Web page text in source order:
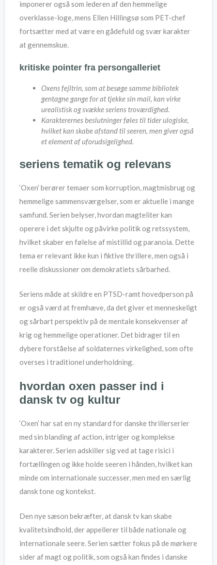
imponerer også som lederen af den hemmelige
overklasse-loge, mens Ellen Hillingsø som PET-chef
fortsætter med at være en gådefuld og svær karakter
at gennemskue.
kritiske pointer fra persongalleriet
Oxens fejltrin, som at besøge samme bibliotek
gentagne gange for at tjekke sin mail, kan virke
urealistisk og svække seriens troværdighed.
Karakterernes beslutninger føles til tider ulogiske,
hvilket kan skabe afstand til seeren, men giver også
et element af uforudsigelighed.
seriens tematik og relevans
‘Oxen’ berører temaer som korruption, magtmisbrug og
hemmelige sammensværgelser, som er aktuelle i mange
samfund. Serien belyser, hvordan magteliter kan
operere i det skjulte og påvirke politik og retssystem,
hvilket skaber en følelse af mistillid og paranoia. Dette
tema er relevant ikke kun i fiktive thrillere, men også i
reelle diskussioner om demokratiets sårbarhed.
Seriens måde at skildre en PTSD-ramt hovedperson på
er også værd at fremhæve, da det giver et menneskeligt
og sårbart perspektiv på de mentale konsekvenser af
krig og hemmelige operationer. Det bidrager til en
dybere forståelse af soldaternes virkelighed, som ofte
overses i traditionel underholdning.
hvordan oxen passer ind i
dansk tv og kultur
‘Oxen’ har sat en ny standard for danske thrillerserier
med sin blanding af action, intriger og komplekse
karakterer. Serien adskiller sig ved at tage risici i
fortællingen og ikke holde seeren i hånden, hvilket kan
minde om internationale successer, men med en særlig
dansk tone og kontekst.
Den nye sæson bekræfter, at dansk tv kan skabe
kvalitetsindhold, der appellerer til både nationale og
internationale seere. Serien sætter fokus på de mørkere
sider af magt og politik, som også kan findes i danske